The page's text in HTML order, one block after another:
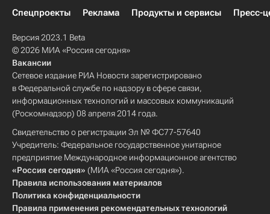
Спецпроекты
Реклама Продукты и сервисы Пресс-
Версия 2023.1 Beta
© 2026 МИА «Россия сегодня»
Вакансии
Сетевое издание РИА Новости зарегистрировано
в Федеральной службе по надзору в сфере связи,
информационных технологий и массовых коммуникаций
(Роскомнадзор) 08 апреля 2014 года.
Свидетельство о регистрации Эл № ФС77-57640
Учредитель: Федеральное государственное унитарное
предприятие Международное информационное агентство
«Россия сегодня» (МИА «Россия сегодня»).
Правила использования материалов
Политика конфиденциальности
Правила применения рекомендательных технологий